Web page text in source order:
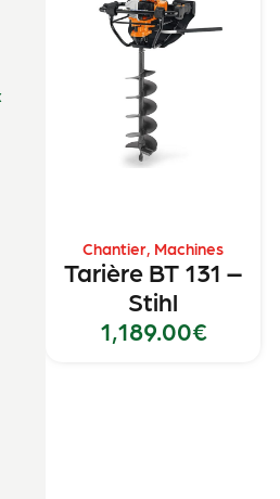
Chantier, Machines
Tarière BT 131 –
Stihl
1,189.00€